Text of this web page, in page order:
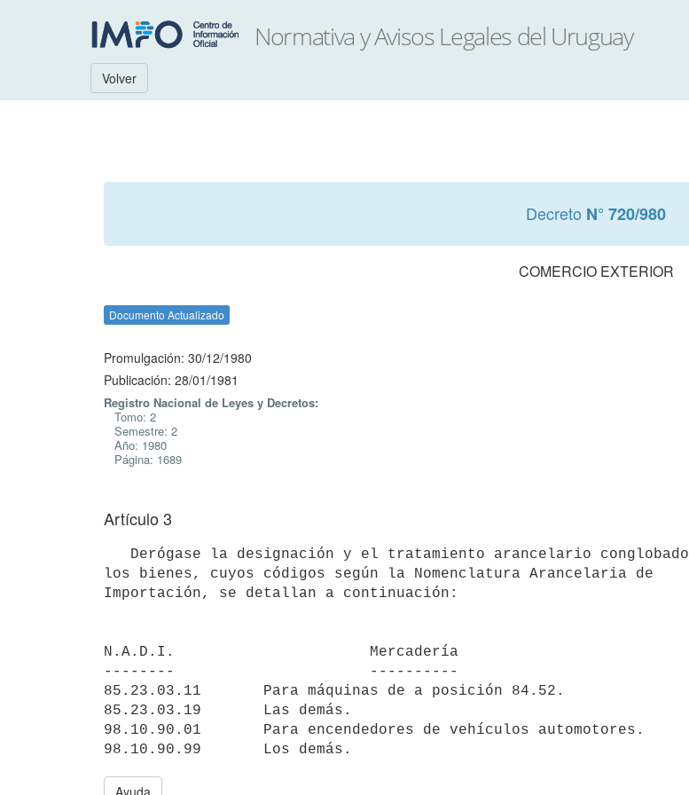
Volver
Decreto N° 720/980
COMERCIO EXTERIOR
Documento Actualizado
Promulgación: 30/12/1980
Publicación: 28/01/1981
Registro Nacional de Leyes y Decretos:
Tomo: 2
Semestre: 2
Año: 1980
Página: 1689
Artículo 3
los bienes, cuyos códigos según la Nomenclatura Arancelaria de
Importación, se detallan a continuación:
N.A.D.I.                      Mercadería
--------                      ----------
85.23.03.11       Para máquinas de a posición 84.52.
85.23.03.19       Las demás.
98.10.90.01       Para encendedores de vehículos automotores.
Ayuda